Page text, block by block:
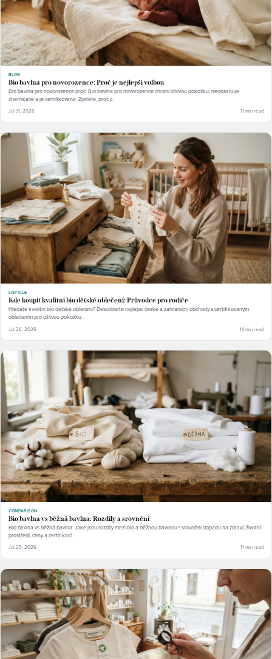
BLOG
Bio bavlna pro novorozence: Proč je nejlepší volbou
Bio bavlna pro novorozence proč: Bio bavlna pro novorozence chrání citlivou pokožku, neobsahuje
chemikálie a je certifikovaná. Zjistěte, proč ji.
Jul 31, 2026 11 min read
LISTICLE
Kde koupit kvalitní bio dětské oblečení: Průvodce pro rodiče
Hledáte kvalitní bio dětské oblečení? Descoberte nejlepší české a zahraniční obchody s certifikovaným
oblečením pro citlivou pokožku.
Jul 26, 2026 14 min read
COMPARISON
Bio bavlna vs běžná bavlna: Rozdíly a srovnění
Bio bavlna vs běžná bavlna: Jaké jsou rozdíly mezi bio a běžnou bavlnou? Srovnění dopadu na zdraví, životní
prostředí, ceny a certifikací.
Jul 25, 2026 11 min read